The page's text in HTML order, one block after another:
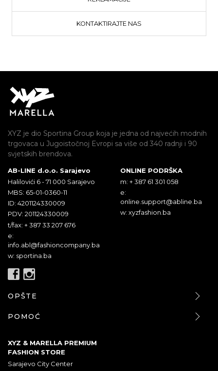
KONTAKTIRAJTE NAS
XYZ je dio Sportina Group koja je jedna od najvećih modnih
trgovaca u Jugoistočnoj Evropi sa više od 340 radnji i 90
svjetskih brendova.
AB-LINE d.o.o. Sarajevo
Halilovići 6 - 71 000 Sarajevo
MBS: 65-01-0360-11
ID: 4201124330009
PDV: 201124330009
t/fax: + 387 33 207 676
e:
info.abl@fashioncompany.ba
w: sportina.ba
ONLINE PODRŠKA
m: + 387 61 301 058
e:
online.support@abline.ba
w: xyzfashion.ba
OPŠTE
POMOĆ
XYZ & MARELLA PREMIUM
FASHION STORE
Sarajevo City Center